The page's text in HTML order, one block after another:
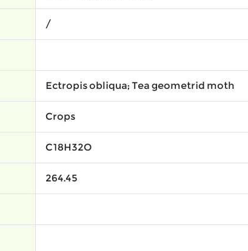
/
Ectropis obliqua; Tea geometrid moth
Crops
C18H32O
264.45